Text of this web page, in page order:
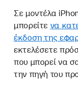
Σε μοντέλα
μπορείτε να
έκδοση της
εκτελέσετε
που μπορεί να
την πηγή του